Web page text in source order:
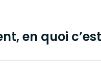
en quoi